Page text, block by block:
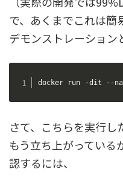
で、あくまでこれは簡
デモンストレーション
docker run -dit --
さて、こちらを実行し
もう立ち上がっている
認するには、